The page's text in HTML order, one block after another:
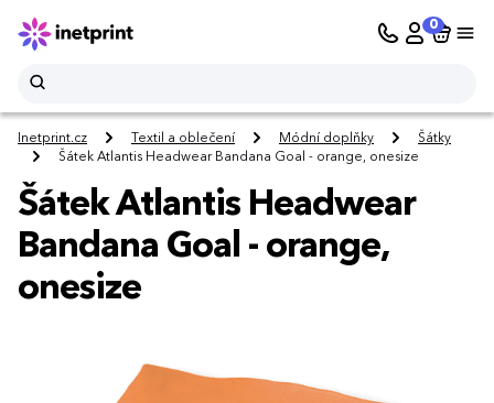
0
Inetprint.cz Textil a oblečení Módní doplňky
Šátky
Šátek Atlantis Headwear Bandana Goal - orange, onesize
Šátek Atlantis Headwear
Bandana Goal - orange,
onesize